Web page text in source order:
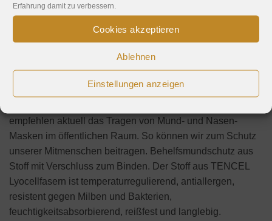
Erfahrung damit zu verbessern.
Cookies akzeptieren
Ablehnen
Einstellungen anzeigen
Hinweise
Behelfsmundschutz SALUTA aus 100% TENCEL
Lyocellfasern: Eine hervorragende Alternative zu
medizinischen Masken, die derzeit aufgrund geringer
Verfügbarkeit und hohen Bedarfs unbedingt Fachpersonal
empfehlen aktuell das Tragen von Mund- und Nasen-
Masken im öffentlichen Raum. So können wir zum Schutz
unserer Mitmenschen beitragen. Behelfsmundschutz aus
Stoff mit Verschluss zum Binden. Der Stoff aus TENCEL
Lyocellfasern ist temperaturregulierend, antiallergen,
resistent gegen Milben und Bakterien,
feuchtigkeitsabsorbierend, reißfest und langlebig.